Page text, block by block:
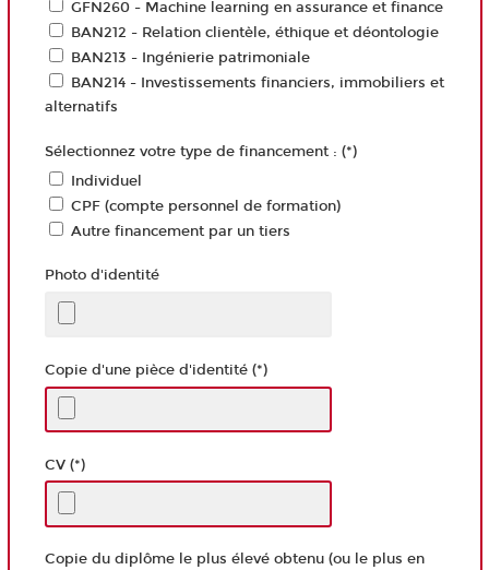
GFN260 - Machine learning en assurance et finance
BAN212 - Relation clientèle, éthique et déontologie
BAN213 - Ingénierie patrimoniale
BAN214 - Investissements financiers, immobiliers et
alternatifs
Sélectionnez votre type de financement : (*)
Individuel
CPF (compte personnel de formation)
Autre financement par un tiers
Photo d'identité
Copie d'une pièce d'identité (*)
CV (*)
Copie du diplôme le plus élevé obtenu (ou le plus en